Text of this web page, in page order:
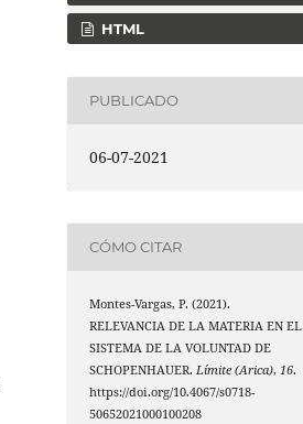
HTML
PUBLICADO
06-07-2021
CÓMO CITAR
Montes-Vargas, P. (2021).
RELEVANCIA DE LA MATERIA EN EL
SISTEMA DE LA VOLUNTAD DE
SCHOPENHAUER.Límite (Arica),16.
https://doi.org/10.4067/s0718-
50652021000100208